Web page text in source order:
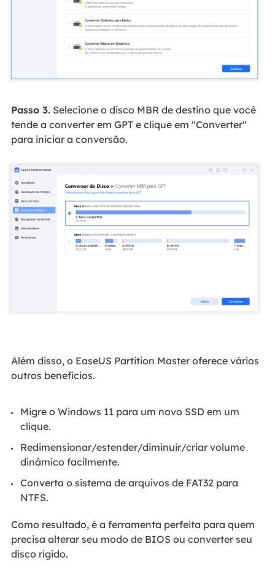
Passo 3.Selecione o disco MBR de destino que você
tende a converter em GPT e clique em "Converter"
para iniciar a conversão.
Além disso, o EaseUS Partition Master oferece vários
outros benefícios.
Migre o Windows 11 para um novo SSD em um
clique.
Redimensionar/estender/diminuir/criar volume
dinâmico facilmente.
Converta o sistema de arquivos de FAT32 para
NTFS.
Como resultado, é a ferramenta perfeita para quem
precisa alterar seu modo de BIOS ou converter seu
disco rígido.